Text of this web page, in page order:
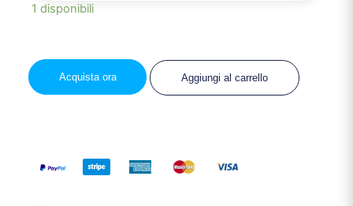
1 disponibili
Aggiungi al carrello
Acquista ora